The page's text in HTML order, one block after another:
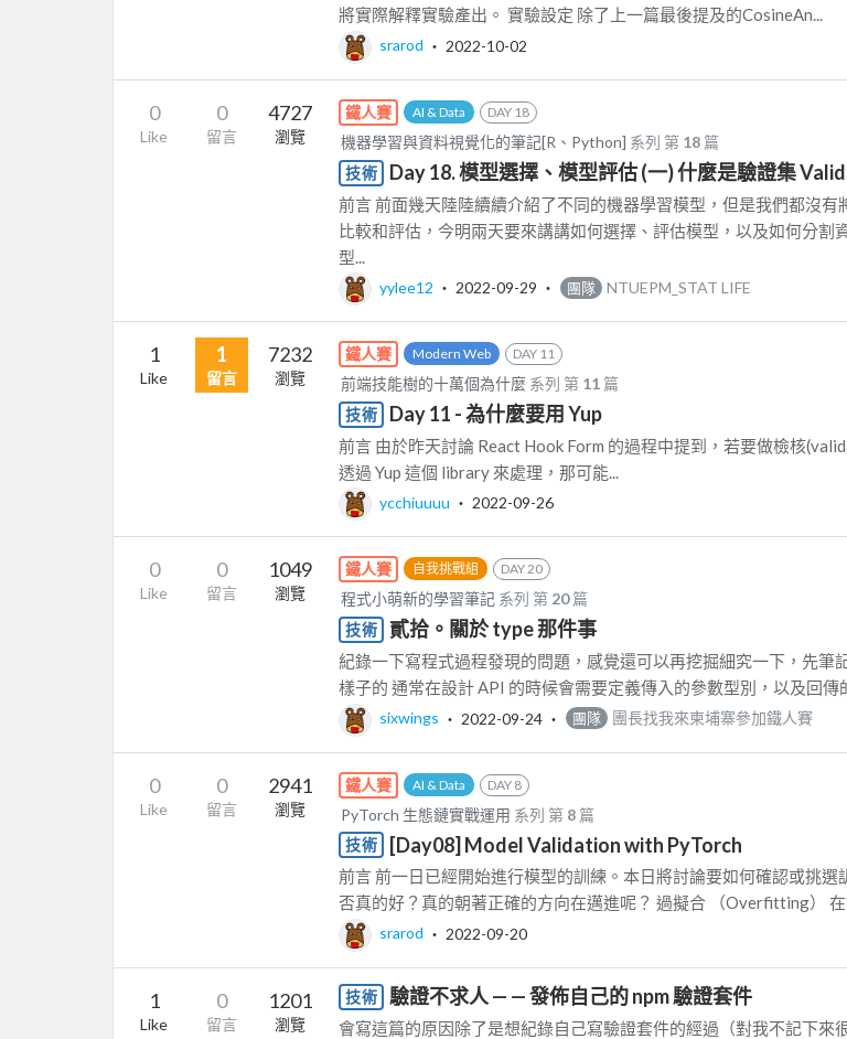
將實際解釋實驗產出。 實驗設定 除了上一篇最後提及的CosineAn...
srarod ‧ 2022-10-02
0
Like
0
留言
4727
瀏覽
鐵人賽 AI & Data DAY 18
機器學習與資料視覺化的筆記[R、Python] 系列 第 18 篇
技術
Day 18. 模型選擇、模型評估 (一) 什麼是驗證集
前言 前面幾天陸陸續續介紹了不同的機器學習模型，但是我們都沒有
比較和評估，今明兩天要來講講如何選擇、評估模型，以及如何分割
型...
yylee12 ‧ 2022-09-29 ‧ 團隊 NTUEPM_STAT LIFE
1
Like
1
留言
7232
瀏覽
鐵人賽 Modern Web DAY 11
前端技能樹的十萬個為什麼 系列 第 11 篇
技術
Day 11 - 為什麼要用 Yup
前言 由於昨天討論 React Hook Form 的過程中提到，若要做檢核
透過 Yup 這個 library 來處理，那可能...
ycchiuuuu ‧ 2022-09-26
0
Like
0
留言
1049
瀏覽
鐵人賽 自我挑戰組 DAY 20
程式小萌新的學習筆記 系列 第 20篇
技術
貳拾。關於 type 那件事
紀錄一下寫程式過程發現的問題，感覺還可以再挖掘細究一下，先筆
樣子的 通常在設計 API 的時候會需要定義傳入的參數型別，以及回傳
sixwings ‧ 2022-09-24 ‧ 團隊 團長找我來柬埔寨參加鐵人賽
0
Like
0
留言
2941
瀏覽
鐵人賽 AI & Data DAY 8
PyTorch 生態鏈實戰運用 系列 第 8 篇
技術
[Day08] Model Validation with PyTorch
前言 前一日已經開始進行模型的訓練。本日將討論要如何確認或挑選
否真的好？真的朝著正確的方向在邁進呢？ 過擬合 （Overfitting） 在
srarod ‧ 2022-09-20
1
Like
0
留言
1201
瀏覽
技術 驗證不求人 — — 發佈自己的 npm 驗證套件
會寫這篇的原因除了是想紀錄自己寫驗證套件的經過（對我不記下來